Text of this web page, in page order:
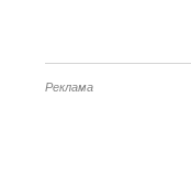
Реклама